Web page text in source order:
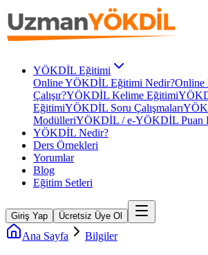
YÖKDİL Eğitimi
Online YÖKDİL Eğitimi Nedir?Online
Çalışır?YÖKDİL Kelime Eğitimi
EğitimiYÖKDİL Soru Çalışmaları
ModülleriYÖKDİL / e-YÖKDİL Puan
YÖKDİL Nedir?
Ders Örnekleri
Yorumlar
Blog
Eğitim Setleri
Giriş Yap Ücretsiz Üye Ol
Ana Sayfa Bilgiler